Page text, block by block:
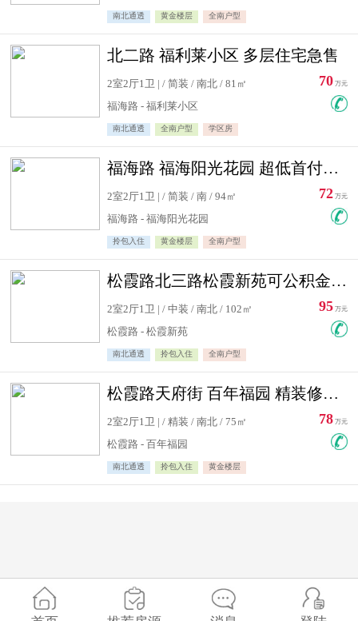
南北通透 黄金楼层 全南户型
北二路 福利莱小区 多层住宅急售
2室2厅1卫 | / 简装 / 南北 / 81㎡
福海路 - 福利莱小区
南北通透 全南户型 学区房
70 万元
福海路 福海阳光花园 超低首付住宅急售
2室2厅1卫 | / 简装 / 南 / 94㎡
福海路 - 福海阳光花园
拎包入住 黄金楼层 全南户型
72 万元
松霞路北三路松霞新苑可公积金贷款北小区南北通透住宅急售
2室2厅1卫 | / 中装 / 南北 / 102㎡
松霞路 - 松霞新苑
南北通透 拎包入住 全南户型
95 万元
松霞路天府街 百年福园 精装修住宅急售
2室2厅1卫 | / 精装 / 南北 / 75㎡
松霞路 - 百年福园
南北通透 拎包入住 黄金楼层
78 万元